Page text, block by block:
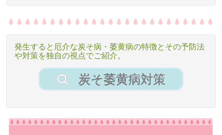
発生すると厄介な炭そ病・萎黄病の特徴とその予防法
や対策を独自の視点でご紹介。
炭そ萎黄病対策